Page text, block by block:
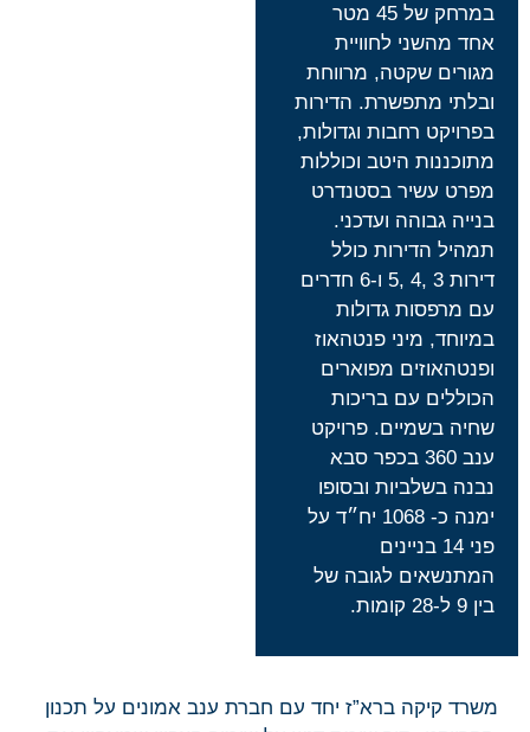
במרחק של 45 מטר
אחד מהשני לחוויית
מגורים שקטה, מרווחת
ובלתי מתפשרת. הדירות
בפרויקט רחבות וגדולות,
מתוכננות היטב וכוללות
מפרט עשיר בסטנדרט
בנייה גבוהה ועדכני.
תמהיל הדירות כולל
דירות 3 ,4 ,5 ו-6 חדרים
עם מרפסות גדולות
במיוחד, מיני פנטהאוז
ופנטהאוזים מפוארים
הכוללים עם בריכות
שחיה בשמיים. פרויקט
ענב 360 בכפר סבא
נבנה בשלביות ובסופו
ימנה כ- 1068 יח״ד על
פני 14 בניינים
המתנשאים לגובה של
בין 9 ל-28 קומות.
משרד קיקה ברא”ז יחד עם חברת ענב אמונים על תכנון